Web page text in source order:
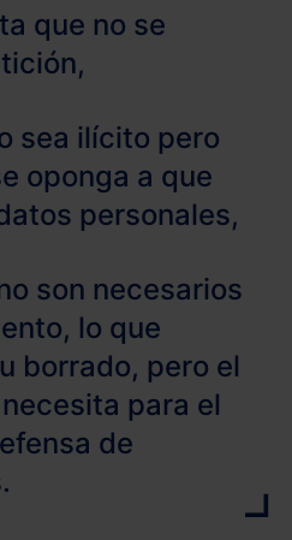
que no se
sea ilícito pero
oponga a que
personales,
son necesarios
lo que
borrado, pero el
para el
de